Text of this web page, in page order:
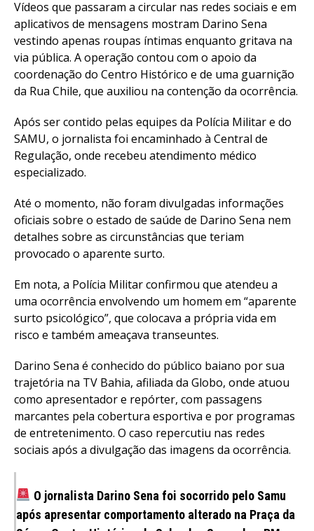
Vídeos que passaram a circular nas redes sociais e em
aplicativos de mensagens mostram Darino Sena
vestindo apenas roupas íntimas enquanto gritava na
via pública. A operação contou com o apoio da
coordenação do Centro Histórico e de uma guarnição
da Rua Chile, que auxiliou na contenção da ocorrência.
Após ser contido pelas equipes da Polícia Militar e do
SAMU, o jornalista foi encaminhado à Central de
Regulação, onde recebeu atendimento médico
especializado.
Até o momento, não foram divulgadas informações
oficiais sobre o estado de saúde de Darino Sena nem
detalhes sobre as circunstâncias que teriam
provocado o aparente surto.
Em nota, a Polícia Militar confirmou que atendeu a
uma ocorrência envolvendo um homem em “aparente
surto psicológico”, que colocava a própria vida em
risco e também ameaçava transeuntes.
Darino Sena é conhecido do público baiano por sua
trajetória na TV Bahia, afiliada da Globo, onde atuou
como apresentador e repórter, com passagens
marcantes pela cobertura esportiva e por programas
de entretenimento. O caso repercutiu nas redes
sociais após a divulgação das imagens da ocorrência.
O jornalista Darino Sena foi socorrido pelo Samu
após apresentar comportamento alterado na Praça da